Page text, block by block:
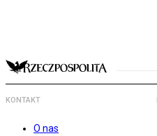
KONTAKT
O nas